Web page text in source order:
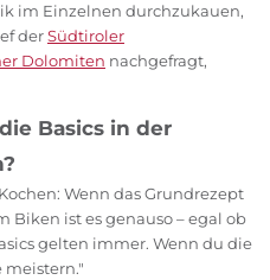
im Einzelnen durchzukauen,
derSüdtiroler
Dolomiten nachgefragt,
Basics in der
Wenn das Grundrezept
Biken ist es genauso – egal ob
gelten immer. Wenn du die
meistern."